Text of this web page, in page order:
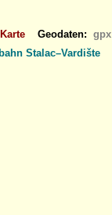
Karte Geodaten: gpx
Stalac–Vardište